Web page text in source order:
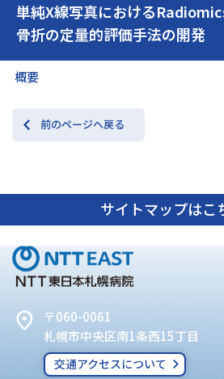
単純X線写真における
骨折の定量的評価手法の開発
概要
前のページへ戻る
サイトマップはこ
〒060-0061
札幌市中央区南1条西15丁目
交通アクセスについて